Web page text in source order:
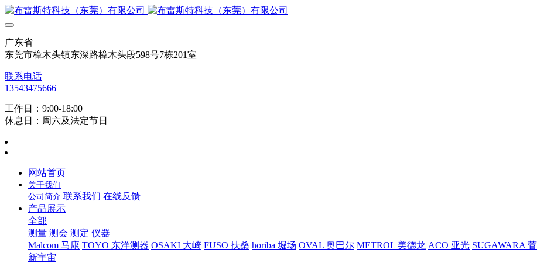
广东省
东莞市樟木头镇东深路樟木头段598号7栋201室
联系电话
13543475666
工作日：9:00-18:00
休息日：周六及法定节日
网站首页
关于我们
公司简介 联系我们 在线反馈
产品展示
全部
测量 测会 测定 仪器
Malcom 马康 TOYO 东洋测器 OSAKI 大崎 FUSO 扶桑 horiba 堀场 OVAL 奥巴尔 METROL 美德龙 ACO 亚光 SUGAWARA
新宇宙